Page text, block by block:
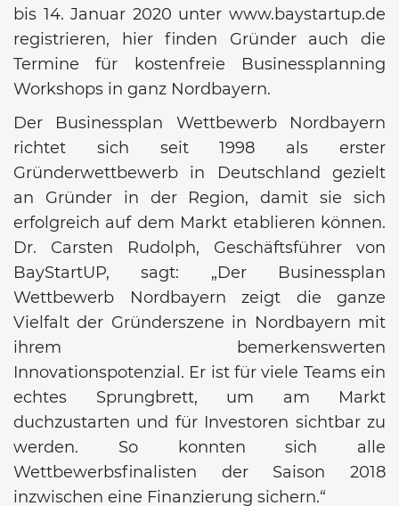
bis 14. Januar 2020 unter www.baystartup.de
registrieren, hier finden Gründer auch die
Termine für kostenfreie Businessplanning
Workshops in ganz Nordbayern.
Der Businessplan Wettbewerb Nordbayern
richtet sich seit 1998 als erster
Gründerwettbewerb in Deutschland gezielt
an Gründer in der Region, damit sie sich
erfolgreich auf dem Markt etablieren können.
Dr. Carsten Rudolph, Geschäftsführer von
BayStartUP, sagt: „Der Businessplan
Wettbewerb Nordbayern zeigt die ganze
Vielfalt der Gründerszene in Nordbayern mit
ihrem bemerkenswerten
Innovationspotenzial. Er ist für viele Teams ein
echtes Sprungbrett, um am Markt
duchzustarten und für Investoren sichtbar zu
werden. So konnten sich alle
Wettbewerbsfinalisten der Saison 2018
inzwischen eine Finanzierung sichern.“